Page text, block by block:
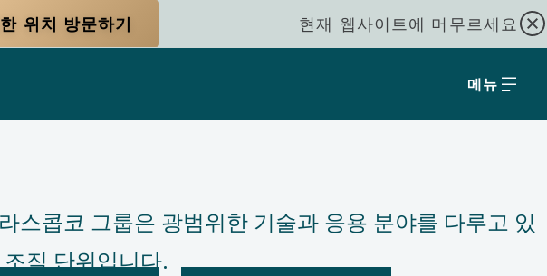
위치 방문하기 현재 웹사이트에 머무르세요
메뉴
스콥코 그룹은 광범위한 기술과 응용 분야를 다루고 있
직 단위입니다.